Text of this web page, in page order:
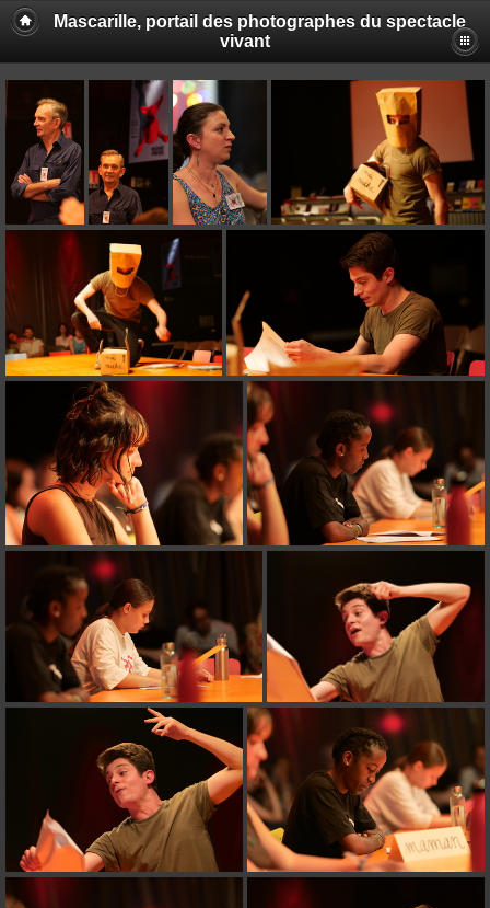
Mascarille, portail des photographes du spectacle
vivant